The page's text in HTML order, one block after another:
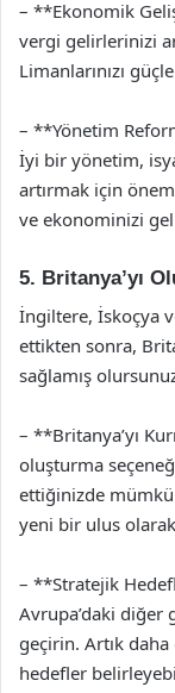
– **Ekonomik
vergi gelirlerinizi
Limanlarınızı
– **Yönetim
İyi bir yönetim,
artırmak için
ve ekonominizi
5. Britanya’yı
İngiltere, İskoçya
ettikten sonra,
sağlamış
– **Britanya’yı
oluşturma
ettiğinizde
yeni bir ulus
– **Stratejik
Avrupa’daki diğer
geçirin. Artık
hedefler